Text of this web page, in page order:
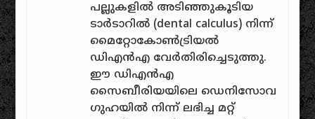
പല്ലുകളിൽ അടിഞ്ഞുകൂടിയ
ടാർടാറിൽ (dental calculus) നിന്ന്
മൈറ്റോകോൺട്രിയൽ
ഡിഎൻഎ വേർതിരിച്ചെടുത്തു.
ഈ ഡിഎൻഎ
സൈബീരിയയിലെ ഡെനിസോവ
ഗുഹയിൽ നിന്ന് ലഭിച്ച മറ്റ്